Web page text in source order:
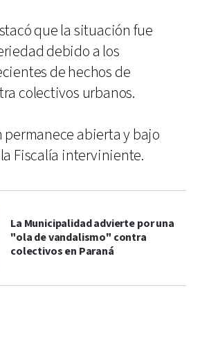
que la situación fue
debido a los
de hechos de
colectivos urbanos.
abierta y bajo
Fiscalía interviniente.
La Municipalidad advierte por una
"ola de vandalismo" contra
colectivos en Paraná